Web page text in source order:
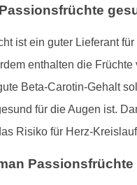
ist ein guter Lieferant
enthalten die
Beta-Carotin-Gehalt
für die Augen ist.
Risiko für Herz-